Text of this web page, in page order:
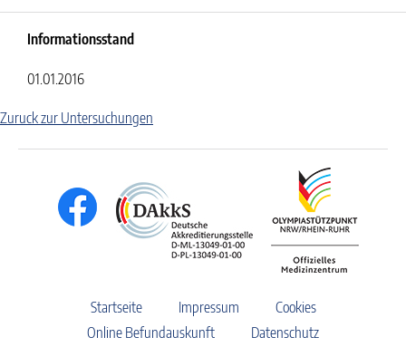
Informationsstand
01.01.2016
Zuruck zur Untersuchungen
Startseite Impressum
Cookies
Online Befundauskunft
Datenschutz